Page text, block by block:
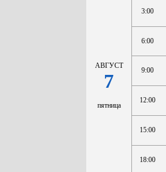
АВГУСТ
7
пятница
3:00
6:00
9:00
12:00
15:00
18:00